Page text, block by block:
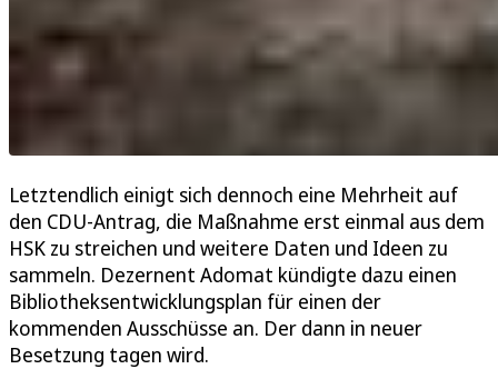
Letztendlich einigt sich dennoch eine Mehrheit auf
den CDU-Antrag, die Maßnahme erst einmal aus dem
HSK zu streichen und weitere Daten und Ideen zu
sammeln. Dezernent Adomat kündigte dazu einen
Bibliotheksentwicklungsplan für einen der
kommenden Ausschüsse an. Der dann in neuer
Besetzung tagen wird.